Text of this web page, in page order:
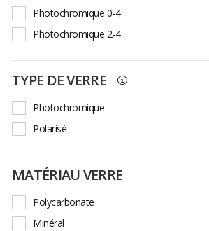
Photochromique 0-4
Photochromique 2-4
TYPE DE VERRE
Photochromique
Polarisé
MATÉRIAU VERRE
Polycarbonate
Minéral